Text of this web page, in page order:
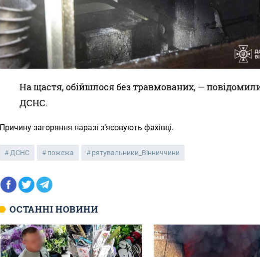
На щастя, обійшлося без травмованих, —
ДСНС.
Причину загоряння наразі з’ясовують фахівці.
ДСНС пожежа рятувальники_Вінниччини
ОСТАННІ НОВИНИ